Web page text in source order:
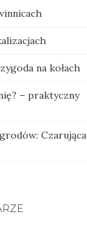
na kołach
– praktyczny
Czarująca